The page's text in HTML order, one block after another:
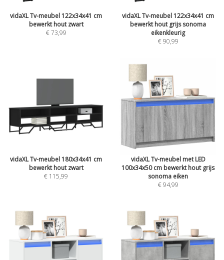
vidaXL Tv-meubel 122x34x41 cm
bewerkt hout zwart
€ 73,99
vidaXL Tv-meubel 122x34x41 cm
bewerkt hout grijs sonoma
eikenkleurig
€ 90,99
vidaXL Tv-meubel 180x34x41 cm
bewerkt hout zwart
€ 115,99
vidaXL Tv-meubel met LED
100x34x50 cm bewerkt hout grijs
sonoma eiken
€ 94,99